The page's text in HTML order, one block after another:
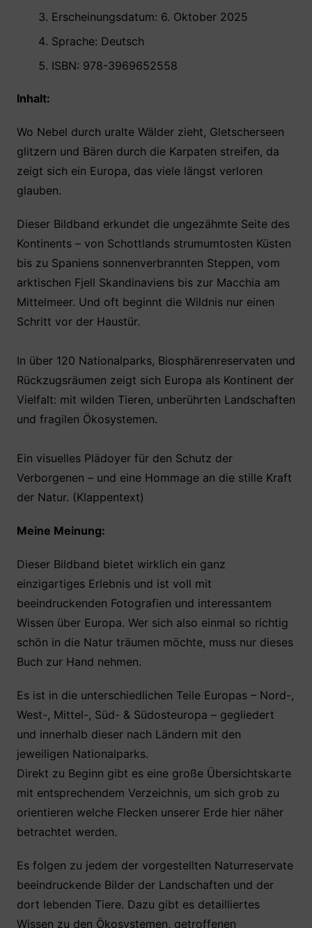
Erscheinungsdatum: 6. Oktober 2025
Sprache: Deutsch
ISBN: 978-3969652558
Inhalt:
Wo Nebel durch uralte Wälder zieht, Gletscherseen
glitzern und Bären durch die Karpaten streifen, da
zeigt sich ein Europa, das viele längst verloren
glauben.
Dieser Bildband erkundet die ungezähmte Seite des
Kontinents – von Schottlands strumumtosten Küsten
bis zu Spaniens sonnenverbrannten Steppen, vom
arktischen Fjell Skandinaviens bis zur Macchia am
Mittelmeer. Und oft beginnt die Wildnis nur einen
Schritt vor der Haustür.
In über 120 Nationalparks, Biosphärenreservaten und
Rückzugsräumen zeigt sich Europa als Kontinent der
Vielfalt: mit wilden Tieren, unberührten Landschaften
und fragilen Ökosystemen.
Ein visuelles Plädoyer für den Schutz der
Verborgenen – und eine Hommage an die stille Kraft
der Natur. (Klappentext)
Meine Meinung:
Dieser Bildband bietet wirklich ein ganz
einzigartiges Erlebnis und ist voll mit
beeindruckenden Fotografien und interessantem
Wissen über Europa. Wer sich also einmal so richtig
schön in die Natur träumen möchte, muss nur dieses
Buch zur Hand nehmen.
Es ist in die unterschiedlichen Teile Europas – Nord-,
West-, Mittel-, Süd- & Südosteuropa – gegliedert
und innerhalb dieser nach Ländern mit den
jeweiligen Nationalparks.
Direkt zu Beginn gibt es eine große Übersichtskarte
mit entsprechendem Verzeichnis, um sich grob zu
orientieren welche Flecken unserer Erde hier näher
betrachtet werden.
Es folgen zu jedem der vorgestellten Naturreservate
beeindruckende Bilder der Landschaften und der
dort lebenden Tiere. Dazu gibt es detailliertes
Wissen zu den Ökosystemen, getroffenen